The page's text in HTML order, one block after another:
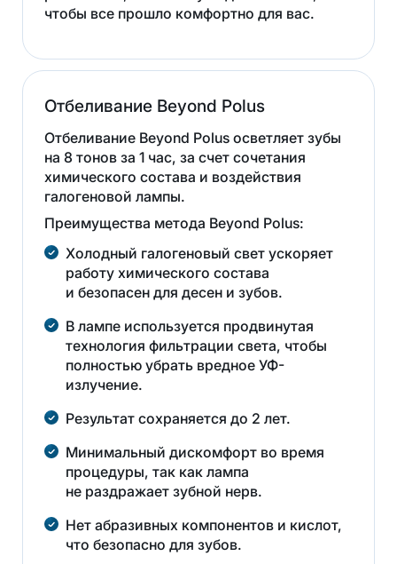
чтобы все прошло комфортно для вас.
Отбеливание Beyond Polus
Отбеливание Beyond Polus осветляет зубы
на 8 тонов за 1 час, за счет сочетания
химического состава и воздействия
галогеновой лампы.
Преимущества метода Beyond Polus:
Холодный галогеновый свет ускоряет
работу химического состава
и безопасен для десен и зубов.
В лампе используется продвинутая
технология фильтрации света, чтобы
полностью убрать вредное УФ-
излучение.
Результат сохраняется до 2 лет.
Минимальный дискомфорт во время
процедуры, так как лампа
не раздражает зубной нерв.
Нет абразивных компонентов и кислот,
что безопасно для зубов.